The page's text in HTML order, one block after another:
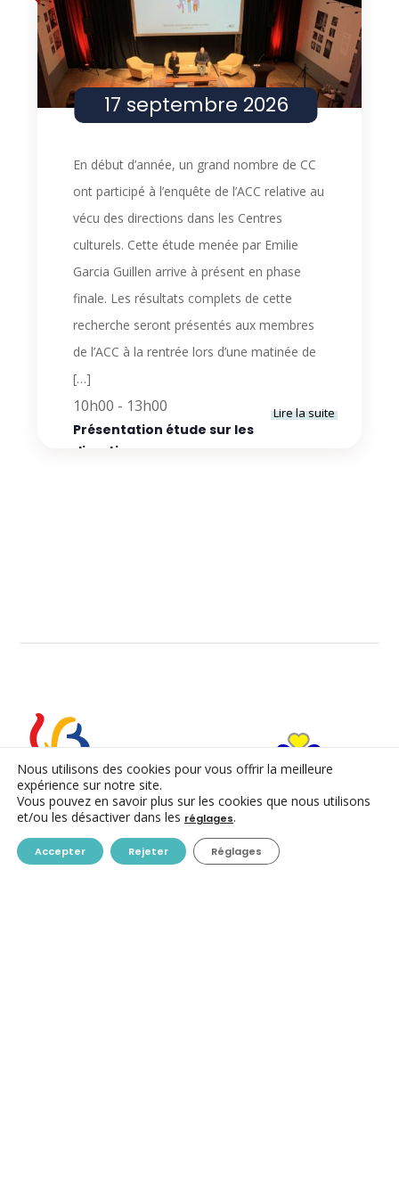
C
H
E
in
Photo
View
17 septembre 2026
10h00 - 13h00
Présentation étude sur les
directions
En début d’année, un grand nombre de CC
ont participé à l’enquête de l’ACC relative au
vécu des directions dans les Centres
culturels. Cette étude menée par Emilie
Garcia Guillen arrive à présent en phase
finale. Les résultats complets de cette
recherche seront présentés aux membres
de l’ACC à la rentrée lors d’une matinée de
[…]
Lire la suite
Nous utilisons des cookies pour vous offrir la meilleure
expérience sur notre site.
Vous pouvez en savoir plus sur les cookies que nous utilisons
et/ou les désactiver dans les réglages.
Accepter Rejeter Réglages